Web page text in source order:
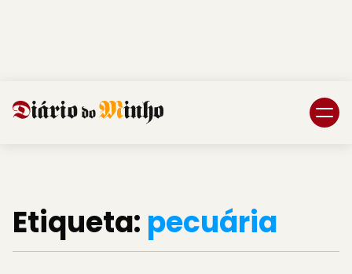
Etiqueta: pecuária